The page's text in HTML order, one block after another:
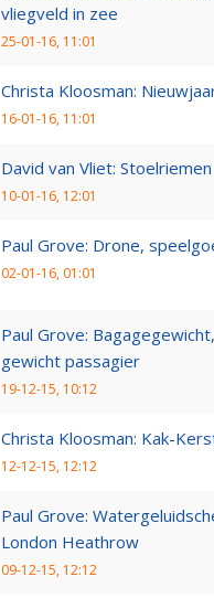
vliegveld in zee
25-01-16, 11:01
Christa Kloosman:
16-01-16, 11:01
David van Vliet: Stoelriemen
10-01-16, 12:01
Paul Grove: Drone,
02-01-16, 01:01
Paul Grove:
gewicht passagier
19-12-15, 10:12
Christa Kloosman: Kak-
12-12-15, 12:12
Paul Grove:
London Heathrow
09-12-15, 12:12